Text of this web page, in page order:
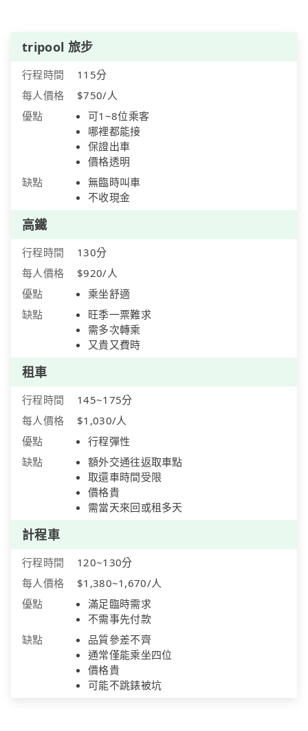
tripool 旅步
行程時間
115分
每人價格
$750/人
優點
可1~8位乘客
哪裡都能接
保證出車
價格透明
缺點
無臨時叫車
不收現金
高鐵
行程時間
130分
每人價格
$920/人
優點
乘坐舒適
缺點
旺季一票難求
需多次轉乘
又貴又費時
租車
行程時間
145~175分
每人價格
$1,030/人
優點
行程彈性
缺點
額外交通往返取車點
取還車時間受限
價格貴
需當天來回或租多天
計程車
行程時間
120~130分
每人價格
$1,380~1,670/人
優點
滿足臨時需求
不需事先付款
缺點
品質參差不齊
通常僅能乘坐四位
價格貴
可能不跳錶被坑